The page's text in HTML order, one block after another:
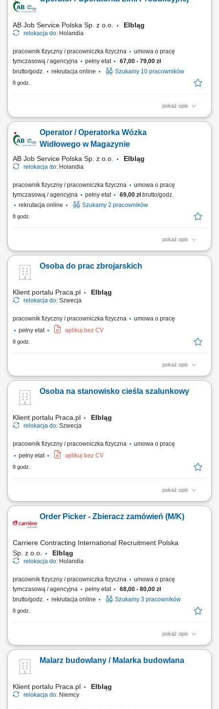
doskonałego smaku potraw. Koordynowanie codziennych procesów na
AB Job Service Polska Sp. z o.o. Elbląg
relokacja do: Holandia
pracownik fizyczny / pracowniczka fizyczna
umowa o pracę
tymczasową / agencyjna
pełny etat
67,00 - 79,00 zł
brutto/godz.
rekrutacja online Szukamy 10 pracowników
8 godz.
pokaż opis
Opis stanowiska realizacja zadań na linii produkcyjnej w zakładzie
transportowych linii produkcyjnej, utrzymywanie porządku w miejscu
wykonywania obowiązków, przestrzeganie obowiązujących procedur
Operator / Operatorka Wózka
Widłowego w Magazynie
AB Job Service Polska Sp. z o.o. Elbląg
relokacja do: Holandia
pracownik fizyczny / pracowniczka fizyczna
umowa o pracę
tymczasową / agencyjna
pełny etat 69,00 złbrutto/godz.
rekrutacja online
Szukamy 2 pracowników
8 godz.
pokaż opis
Opis stanowiska transport produktów spożywczych przy użyciu wózków
załadunków oraz rozładunków samochodów ciężarowych, kompletacja
zamówień przygotowywanych do wysyłki, rozmieszczanie towarów
Osoba do prac zbrojarskich
Klient portalu Praca.pl Elbląg
relokacja do: Szwecja
pracownik fizyczny / pracowniczka fizyczna
umowa o pracę
pełny etat
aplikuj bez CV
8 godz.
pokaż opis
Wykonywanie konstrukcji stalowych, zbrojenia, szkieletów i siatek
Osoba na stanowisko cieśla szalunkowy
Klient portalu Praca.pl Elbląg
relokacja do: Szwecja
pracownik fizyczny / pracowniczka fizyczna
umowa o pracę
pełny etat
aplikuj bez CV
8 godz.
pokaż opis
Wykonywanie prac z użyciem szalunków systemowych (np. PERI,
kosmetyka i zacieranie powierzchni betonowych. Udział w prestiżowych
projektach budowlanych (np. ekologiczna huta stali, oczyszczalnia
Order Picker - Zbieracz zamówień (M/K)
Carriere Contracting International Recruitment Polska
Sp. z o.o.
Elbląg
relokacja do: Holandia
pracownik fizyczny / pracowniczka fizyczna
umowa o pracę
tymczasową / agencyjna
pełny etat
68,00 - 80,00 zł
brutto/godz.
rekrutacja online Szukamy 3 pracowników
8 godz.
pokaż opis
Chcesz zacząć pracę za granicą i szukasz stabilnego zatrudnienia w
konkurencyjne wynagrodzenie, bezpieczne zakwaterowanie oraz
wsparcie na każdym etapie pracy. Nawet jeśli nie masz dużego
Malarz budowlany / Malarka budowlana
Klient portalu Praca.pl Elbląg
relokacja do: Niemcy